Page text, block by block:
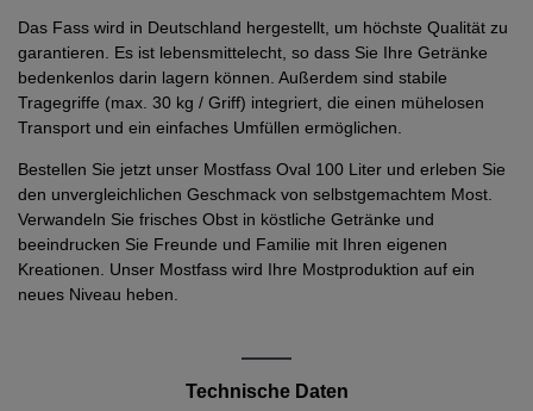
Das Fass wird in Deutschland hergestellt, um höchste Qualität zu
garantieren. Es ist lebensmittelecht, so dass Sie Ihre Getränke
bedenkenlos darin lagern können. Außerdem sind stabile
Tragegriffe (max. 30 kg / Griff) integriert, die einen mühelosen
Transport und ein einfaches Umfüllen ermöglichen.
Bestellen Sie jetzt unser Mostfass Oval 100 Liter und erleben Sie
den unvergleichlichen Geschmack von selbstgemachtem Most.
Verwandeln Sie frisches Obst in köstliche Getränke und
beeindrucken Sie Freunde und Familie mit Ihren eigenen
Kreationen. Unser Mostfass wird Ihre Mostproduktion auf ein
neues Niveau heben.
Technische Daten